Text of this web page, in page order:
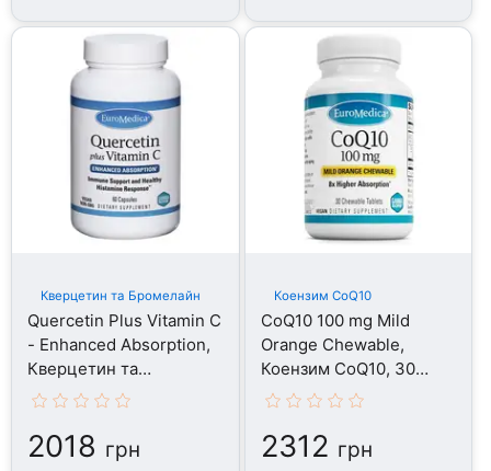
Кверцетин та Бромелайн
Quercetin Plus Vitamin C
- Enhanced Absorption,
Кверцетин та
Бромелайн, 60 капсул
2018 грн
Коензим CoQ10
CoQ10 100 mg Mild
Orange Chewable,
Коензим CoQ10, 30
таблеток
2312 грн